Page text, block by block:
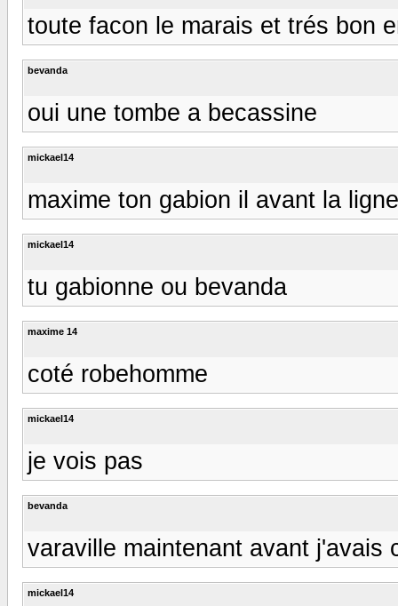
toute facon le marais et trés bon
bevanda
oui une tombe a becassine
mickael14
maxime ton gabion il avant la
mickael14
tu gabionne ou bevanda
maxime 14
coté robehomme
mickael14
je vois pas
bevanda
varaville maintenant avant j'avais
mickael14